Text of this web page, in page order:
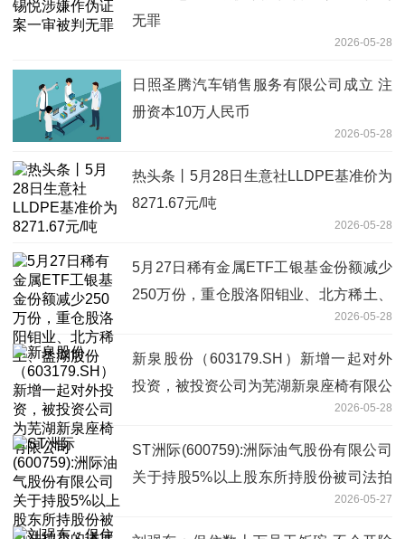
无罪
2026-05-28
日照圣腾汽车销售服务有限公司成立 注
册资本10万人民币
2026-05-28
热头条丨5月28日生意社LLDPE基准价为
8271.67元/吨
2026-05-28
5月27日稀有金属ETF工银基金份额减少
250万份，重仓股洛阳钼业、北方稀土、
2026-05-28
新泉股份（603179.SH）新增一起对外
投资，被投资公司为芜湖新泉座椅有限公
2026-05-28
ST洲际(600759):洲际油气股份有限公司
关于持股5%以上股东所持股份被司法拍
2026-05-27